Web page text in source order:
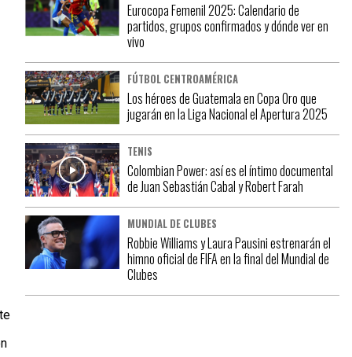
Eurocopa Femenil 2025: Calendario de
partidos, grupos confirmados y dónde ver en
vivo
FÚTBOL CENTROAMÉRICA
Los héroes de Guatemala en Copa Oro que
jugarán en la Liga Nacional el Apertura 2025
TENIS
Colombian Power: así es el íntimo documental
de Juan Sebastián Cabal y Robert Farah
MUNDIAL DE CLUBES
Robbie Williams y Laura Pausini estrenarán el
himno oficial de FIFA en la final del Mundial de
Clubes